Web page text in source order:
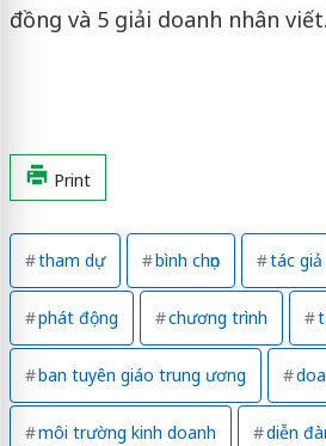
đồng và 5 giải doanh nhân viết.
Print
tham dự bình chọn tác giả
phát động chương trình
ban tuyên giáo trung ương
môi trường kinh doanh diễn